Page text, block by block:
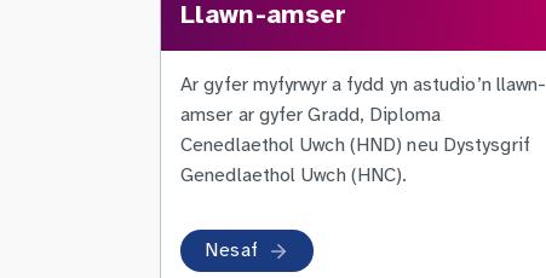
Llawn-amser
Ar gyfer myfyrwyr a fydd yn astudio’n llawn-
amser ar gyfer Gradd, Diploma
Cenedlaethol Uwch (HND) neu Dystysgrif
Genedlaethol Uwch (HNC).
Nesaf